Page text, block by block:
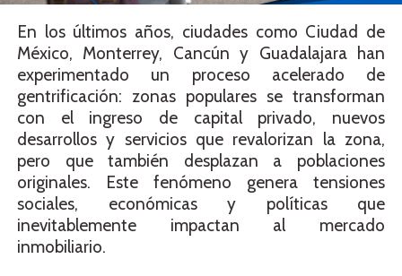
En los últimos años, ciudades como Ciudad de
México, Monterrey, Cancún y Guadalajara han
experimentado un proceso acelerado de
gentrificación: zonas populares se transforman
con el ingreso de capital privado, nuevos
desarrollos y servicios que revalorizan la zona,
pero que también desplazan a poblaciones
originales. Este fenómeno genera tensiones
sociales, económicas y políticas que
inevitablemente impactan al mercado
inmobiliario.